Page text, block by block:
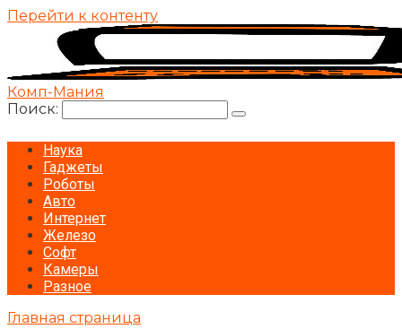
Перейти к контенту
Комп-Мания
Поиск:
Наука
Гаджеты
Роботы
Авто
Интернет
Железо
Софт
Камеры
Разное
Главная страница